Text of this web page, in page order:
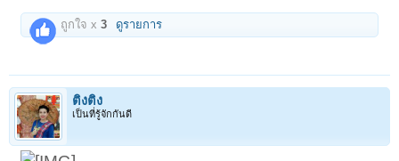
ถูกใจ x3 ดูรายการ
ติงติง
เป็นที่รู้จักกันดี